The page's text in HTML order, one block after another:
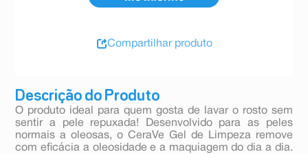
Descrição do Produto
O produto ideal para quem gosta de lavar o rosto sem
sentir a pele repuxada! Desenvolvido para as peles
normais a oleosas, o CeraVe Gel de Limpeza remove
com eficácia a oleosidade e a maquiagem do dia a dia.
Compartilhar produto